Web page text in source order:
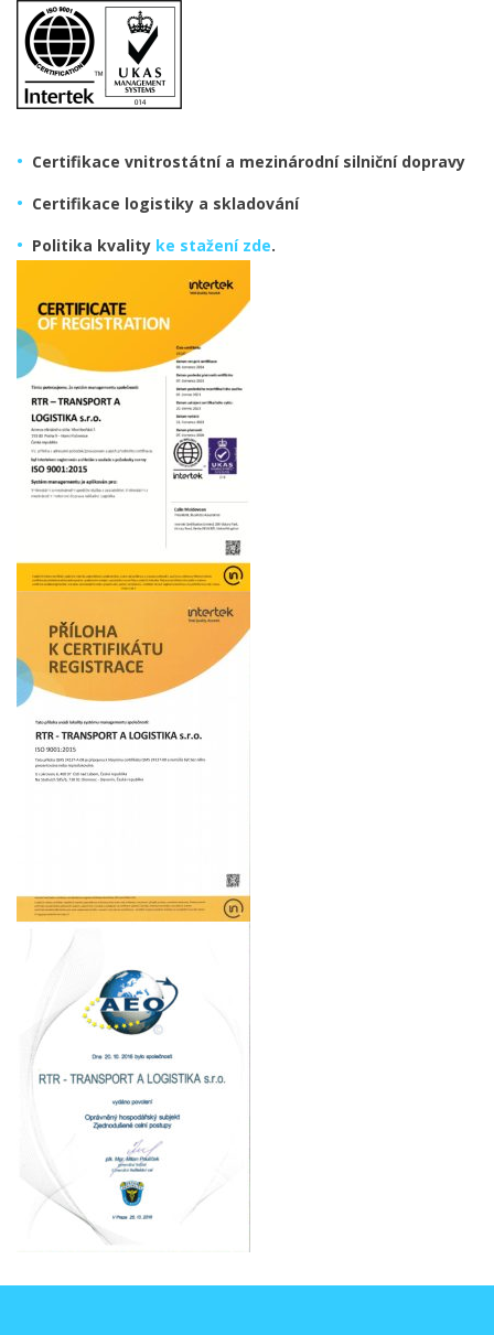
Certifikace vnitrostátní a mezinárodní silniční dopravy
Certifikace logistiky a skladování
Politika kvality ke stažení zde.